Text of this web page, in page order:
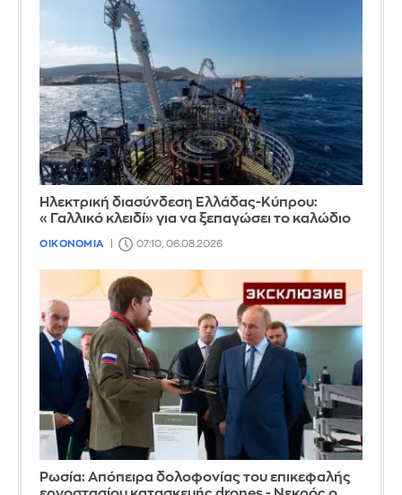
Ηλεκτρική διασύνδεση Ελλάδας-Κύπρου:
«Γαλλικό κλειδί» για να ξεπαγώσει το καλώδιο
ΟΙΚΟΝΟΜΙΑ 07:10, 06.08.2026
Ρωσία: Απόπειρα δολοφονίας του επικεφαλής